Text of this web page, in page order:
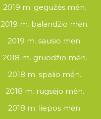
2019 m. gegužės mėn.
2019 m. balandžio mėn.
2019 m. sausio mėn.
2018 m. gruodžio mėn.
2018 m. spalio mėn.
2018 m. rugsėjo mėn.
2018 m. liepos mėn.